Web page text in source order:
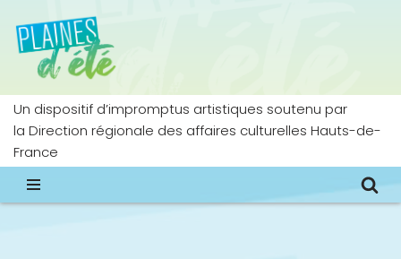
Aller
contenu
Un dispositif d’impromptus artistiques soutenu par
la Direction régionale des affaires culturelles Hauts-de-
France